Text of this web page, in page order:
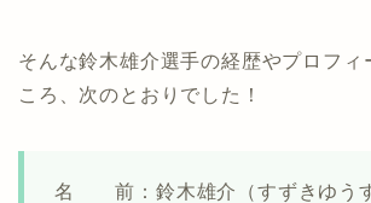
そんな鈴木雄介選手の経歴やプロフィ
ころ、次のとおりでした！
名 前：鈴木雄介（すずきゆうす